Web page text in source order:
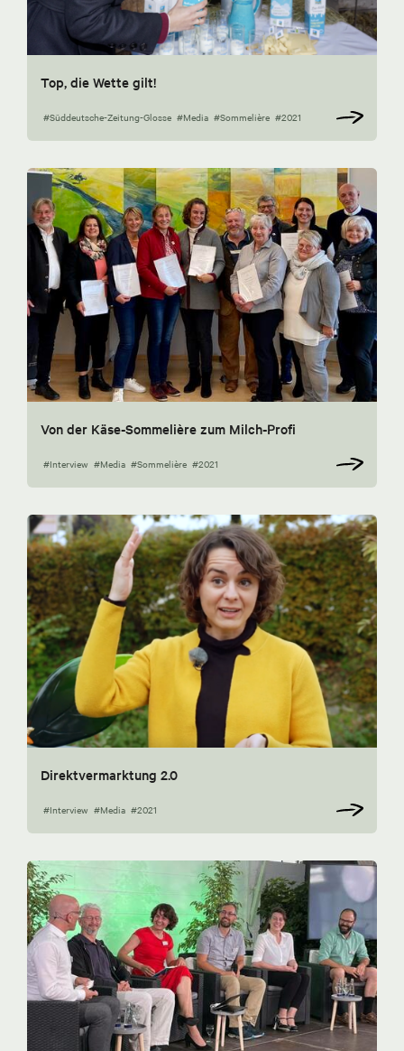
Top, die Wette gilt!
#Süddeutsche-Zeitung-Glosse #Media #Sommelière #2021
Von der Käse-Sommelière zum Milch-Profi
#Interview #Media #Sommelière #2021
Direktvermarktung 2.0
#Interview #Media #2021